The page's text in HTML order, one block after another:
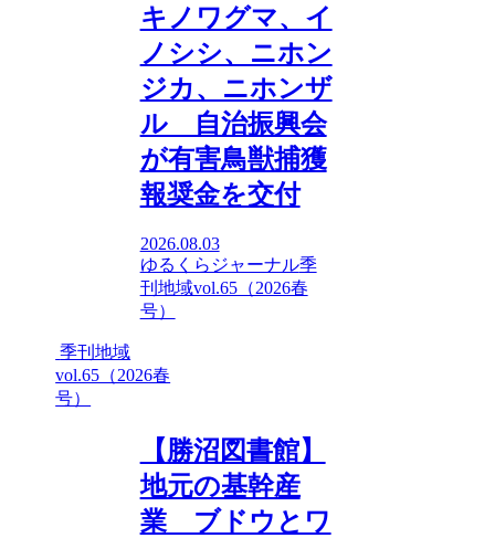
キノワグマ、イ
ノシシ、ニホン
ジカ、ニホンザ
ル 自治振興会
が有害鳥獣捕獲
報奨金を交付
2026.08.03
ゆるくらジャーナル季
刊地域vol.65（2026春
号）
季刊地域
vol.65（2026春
号）
【勝沼図書館】
地元の基幹産
業 ブドウとワ